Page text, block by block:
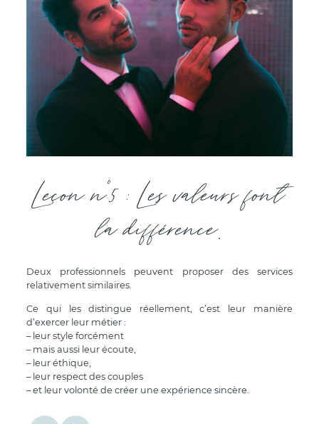
Leçon n°5 : Les valeurs font
la différence.
Deux professionnels peuvent proposer des services
relativement similaires.
Ce qui les distingue réellement, c’est leur manière
d’exercer leur métier :
– leur style forcément
– mais aussi leur écoute,
– leur éthique,
– leur respect des couples
– et leur volonté de créer une expérience sincère.